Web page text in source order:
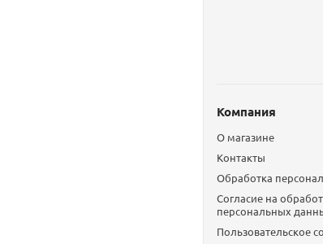
Компания
О магазине
Контакты
Обработка
Согласие на
персональных
Пользовательское